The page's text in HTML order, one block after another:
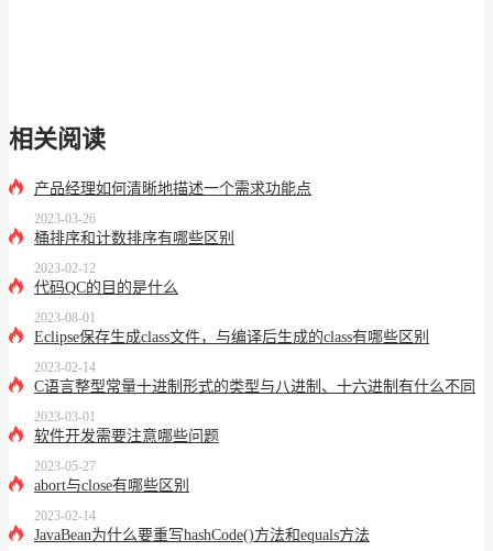
相关阅读
产品经理如何清晰地描述一个需求功能点
2023-03-26
桶排序和计数排序有哪些区别
2023-02-12
代码QC的目的是什么
2023-08-01
Eclipse保存生成class文件，与编译后生成的class有哪些区别
2023-02-14
C语言整型常量十进制形式的类型与八进制、十六进制有什么不同
2023-03-01
软件开发需要注意哪些问题
2023-05-27
abort与close有哪些区别
2023-02-14
JavaBean为什么要重写hashCode()方法和equals方法